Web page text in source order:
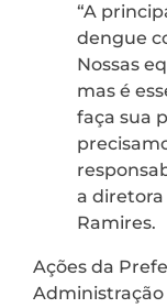
“A
dengue
Nossas
mas é
faça sua
a diretora
Ramires.
Ações da